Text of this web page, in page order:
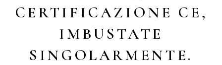
CERTIFICAZIONE CE,
IMBUSTATE
SINGOLARMENTE.